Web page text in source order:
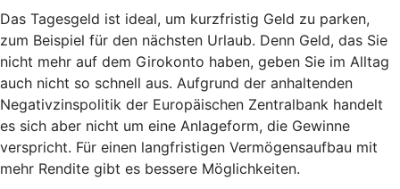
Das Tagesgeld ist ideal, um kurzfristig Geld zu parken,
zum Beispiel für den nächsten Urlaub. Denn Geld, das Sie
nicht mehr auf dem Girokonto haben, geben Sie im Alltag
auch nicht so schnell aus. Aufgrund der anhaltenden
Negativzinspolitik der Europäischen Zentralbank handelt
es sich aber nicht um eine Anlageform, die Gewinne
verspricht. Für einen langfristigen Vermögensaufbau mit
mehr Rendite gibt es bessere Möglichkeiten.